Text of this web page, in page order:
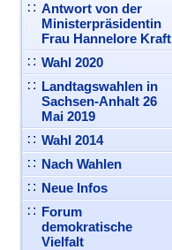
Antwort von der
Ministerpräsidentin
Frau Hannelore Kraft
Wahl 2020
Landtagswahlen in
Sachsen-Anhalt 26
Mai 2019
Wahl 2014
Nach Wahlen
Neue Infos
Forum
demokratische
Vielfalt